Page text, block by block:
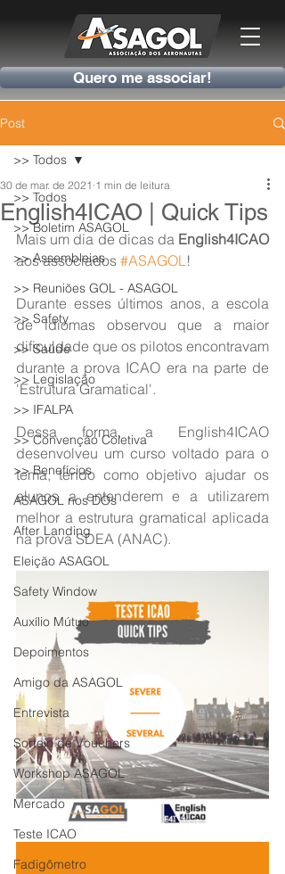
Quero me associar!
Post
>> Todos
>> Boletim ASAGOL
>> Assembleias
>> Reuniões GOL - ASAGOL
>> Safety
>> Saúde
>> Legislação
>> IFALPA
>> Convenção Coletiva
>> Benefícios
ASAGOL nos DOs
After Landing
Eleição ASAGOL
Safety Window
Auxílio Mútuo
Depoimentos
Amigo da ASAGOL
Entrevista
Sorteio de Vouchers
Workshop ASAGOL
Mercado
Teste ICAO
Fadigômetro
>> Todos
English4ICAO | Quick Tips
30 de mar. de 2021 1 min de leitura
Mais um dia de dicas da English4ICAO
aos associados #ASAGOL!
Durante esses últimos anos, a escola
de idiomas observou que a maior
dificuldade que os pilotos encontravam
durante a prova ICAO era na parte de
'Estrutura Gramatical'.
Dessa forma, a English4ICAO
desenvolveu um curso voltado para o
tema, tendo como objetivo ajudar os
alunos a entenderem e a utilizarem
melhor a estrutura gramatical aplicada
na prova SDEA (ANAC).